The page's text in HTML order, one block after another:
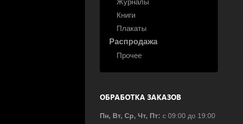
Журналы
Книги
Плакаты
Распродажа
Прочее
ОБРАБОТКА ЗАКАЗОВ
Пн, Вт, Ср, Чт, Пт: с 09:00 до 19:00